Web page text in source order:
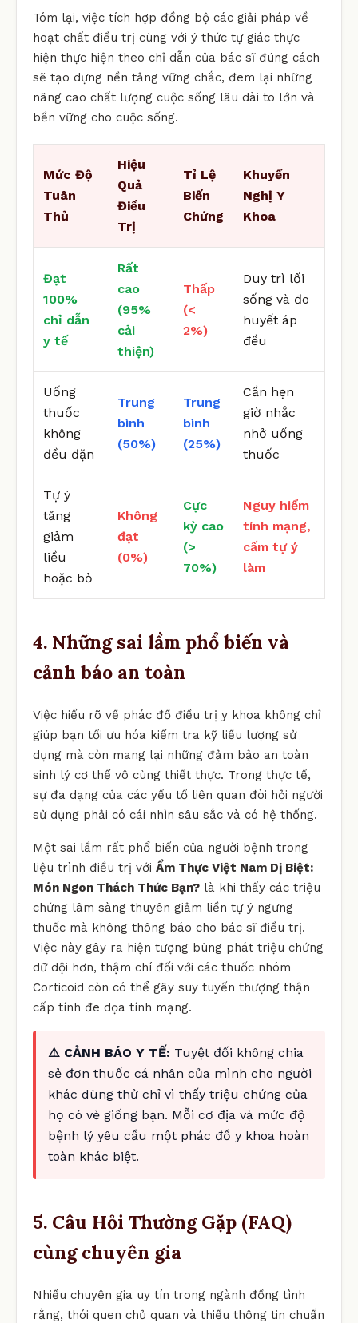
Tóm lại, việc tích hợp đồng bộ các giải pháp về
hoạt chất điều trị cùng với ý thức tự giác thực
hiện thực hiện theo chỉ dẫn của bác sĩ đúng cách
sẽ tạo dựng nền tảng vững chắc, đem lại những
nâng cao chất lượng cuộc sống lâu dài to lớn và
bền vững cho cuộc sống.
Mức Độ
Tuân
Thủ
Hiệu
Quả
Điều
Trị
Tỉ Lệ
Biến
Chứng
Khuyến
Nghị Y
Khoa
Đạt
100%
chỉ dẫn
y tế
Rất
cao
(95%
cải
thiện)
Thấp
(<
2%)
Duy trì lối
sống và đo
huyết áp
đều
Uống
thuốc
không
đều đặn
Trung
bình
(50%)
Trung
bình
(25%)
Cần hẹn
giờ nhắc
nhở uống
thuốc
Tự ý
tăng
giảm
liều
hoặc bỏ
Không
đạt
(0%)
Cực
kỳ cao
(>
70%)
Nguy hiểm
tính mạng,
cấm tự ý
làm
4. Những sai lầm phổ biến và
cảnh báo an toàn
Việc hiểu rõ về phác đồ điều trị y khoa không chỉ
giúp bạn tối ưu hóa kiểm tra kỹ liều lượng sử
dụng mà còn mang lại những đảm bảo an toàn
sinh lý cơ thể vô cùng thiết thực. Trong thực tế,
sự đa dạng của các yếu tố liên quan đòi hỏi người
sử dụng phải có cái nhìn sâu sắc và có hệ thống.
Một sai lầm rất phổ biến của người bệnh trong
liệu trình điều trị với Ẩm Thực Việt Nam Dị Biệt:
Món Ngon Thách Thức Bạn? là khi thấy các triệu
chứng lâm sàng thuyên giảm liền tự ý ngưng
thuốc mà không thông báo cho bác sĩ điều trị.
Việc này gây ra hiện tượng bùng phát triệu chứng
dữ dội hơn, thậm chí đối với các thuốc nhóm
Corticoid còn có thể gây suy tuyến thượng thận
cấp tính đe dọa tính mạng.
⚠️ CẢNH BÁO Y TẾ: Tuyệt đối không chia
sẻ đơn thuốc cá nhân của mình cho người
khác dùng thử chỉ vì thấy triệu chứng của
họ có vẻ giống bạn. Mỗi cơ địa và mức độ
bệnh lý yêu cầu một phác đồ y khoa hoàn
toàn khác biệt.
5. Câu Hỏi Thường Gặp (FAQ)
cùng chuyên gia
Nhiều chuyên gia uy tín trong ngành đồng tình
rằng, thói quen chủ quan và thiếu thông tin chuẩn